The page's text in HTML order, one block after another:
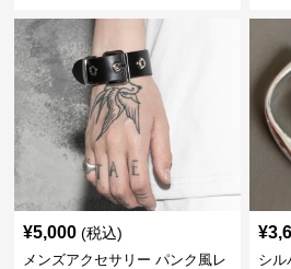
¥5,000 (税込)
メンズアクセサリー パンク風レ
¥
シル